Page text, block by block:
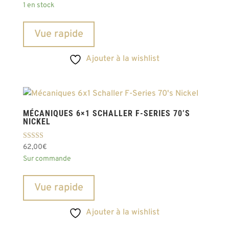
1 en stock
Vue rapide
Ajouter à la wishlist
MÉCANIQUES 6×1 SCHALLER F-SERIES 70’S
NICKEL
Note
5.00
sur 5
62,00€
Sur commande
Vue rapide
Ajouter à la wishlist